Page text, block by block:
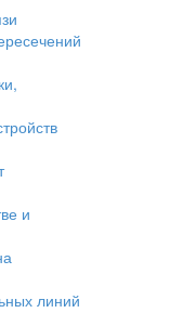
и
линий